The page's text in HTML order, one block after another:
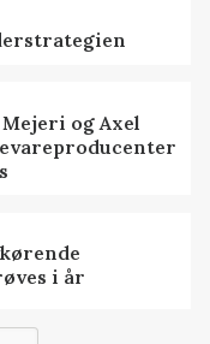
og Axel
i år